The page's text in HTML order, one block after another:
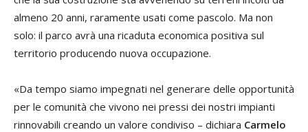
almeno 20 anni, raramente usati come pascolo. Ma non
solo: il parco avrà una ricaduta economica positiva sul
territorio producendo nuova occupazione.
«Da tempo siamo impegnati nel generare delle opportunità
per le comunità che vivono nei pressi dei nostri impianti
rinnovabili creando un valore condiviso – dichiara Carmelo